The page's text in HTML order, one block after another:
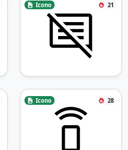
Icono 21
Icono 28